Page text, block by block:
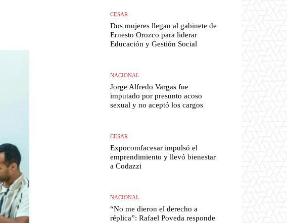
CESAR
Dos mujeres llegan al gabinete de
Ernesto Orozco para liderar
Educación y Gestión Social
NACIONAL
Jorge Alfredo Vargas fue
imputado por presunto acoso
sexual y no aceptó los cargos
CESAR
Expocomfacesar impulsó el
emprendimiento y llevó bienestar
a Codazzi
NACIONAL
“No me dieron el derecho a
réplica”: Rafael Poveda responde